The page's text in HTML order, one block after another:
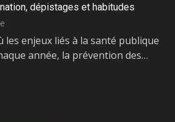
dépistages et habitudes
les enjeux liés à la santé publique
année, la prévention des…